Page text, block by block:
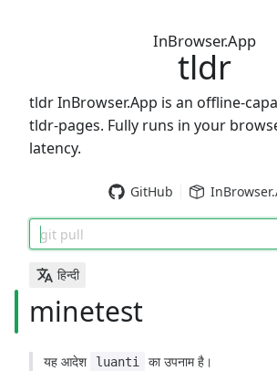
InBrowser.App
tldr
tldr InBrowser.App is an offline-
tldr-pages. Fully runs in your
latency.
GitHub
git pull
हिन्दी
minetest
यह आदेश luanti
का उपनाम है।